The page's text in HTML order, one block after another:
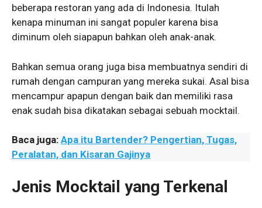
beberapa restoran yang ada di Indonesia. Itulah
kenapa minuman ini sangat populer karena bisa
diminum oleh siapapun bahkan oleh anak-anak.
Bahkan semua orang juga bisa membuatnya sendiri di
rumah dengan campuran yang mereka sukai. Asal bisa
mencampur apapun dengan baik dan memiliki rasa
enak sudah bisa dikatakan sebagai sebuah mocktail.
Baca juga: Apa itu Bartender? Pengertian, Tugas,
Peralatan, dan Kisaran Gajinya
Jenis Mocktail yang Terkenal